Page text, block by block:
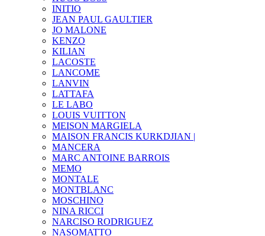
INITIO
JEAN PAUL GAULTIER
JO MALONE
KENZO
KILIAN
LACOSTE
LANCOME
LANVIN
LATTAFA
LE LABO
LOUIS VUITTON
MEISON MARGIELA
MAISON FRANCIS KURKDJIAN |
MANCERA
MARC ANTOINE BARROIS
MEMO
MONTALE
MONTBLANC
MOSCHINO
NINA RICCI
NARCISO RODRIGUEZ
NASOMATTO